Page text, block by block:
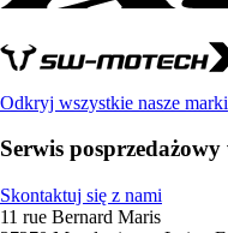
Odkryj wszystkie nasze marki
Serwis
Skontaktuj się z nami
11 rue Bernard Maris